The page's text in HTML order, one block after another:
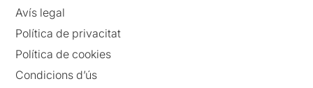
Avís legal
Política de privacitat
Política de cookies
Condicions d’ús